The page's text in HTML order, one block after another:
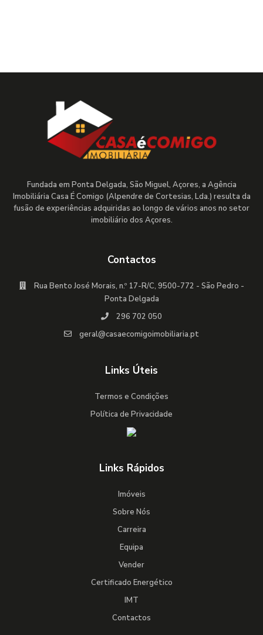
Fundada em Ponta Delgada, São Miguel, Açores, a Agência
Imobiliária Casa É Comigo (Alpendre de Cortesias, Lda.) resulta da
fusão de experiências adquiridas ao longo de vários anos no setor
imobiliário dos Açores.
Contactos
Rua Bento José Morais, n.º 17-R/C, 9500-772 - São Pedro -
Ponta Delgada
296 702 050
geral@casaecomigoimobiliaria.pt
Links Úteis
Termos e Condições
Política de Privacidade
Links Rápidos
Imóveis
Sobre Nós
Carreira
Equipa
Vender
Certificado Energético
IMT
Contactos